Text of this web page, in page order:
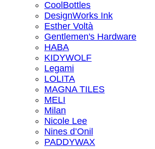
CoolBottles
DesignWorks Ink
Esther Voltà
Gentlemen's Hardware
HABA
KIDYWOLF
Legami
LOLITA
MAGNA TILES
MELI
Milan
Nicole Lee
Nines d’Onil
PADDYWAX